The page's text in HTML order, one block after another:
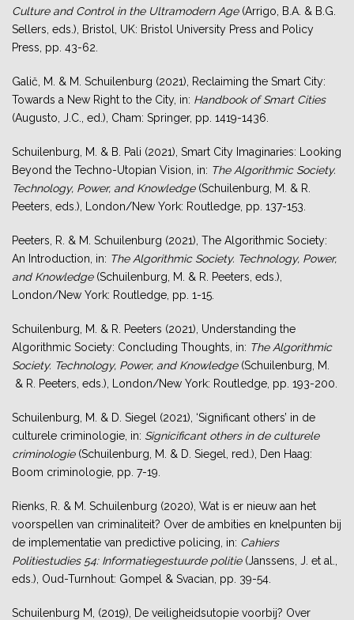
Culture and Control in the Ultramodern Age(Arrigo, B.A. & B.G.
Sellers, eds.), Bristol, UK: Bristol University Press and Policy
Press, pp. 43-62.
Galič, M. & M. Schuilenburg (2021), Reclaiming the Smart City:
Towards a New Right to the City, in: Handbook of Smart Cities
(Augusto, J.C., ed.), Cham: Springer, pp. 1419-1436.
Schuilenburg, M. & B. Pali (2021), Smart City Imaginaries: Looking
Beyond the Techno-Utopian Vision, in: The Algorithmic Society.
Technology, Power, and Knowledge(Schuilenburg, M. & R.
Peeters, eds.), London/New York: Routledge, pp. 137-153.
Peeters, R. & M. Schuilenburg (2021), The Algorithmic Society:
An Introduction, in: The Algorithmic Society. Technology, Power,
and Knowledge(Schuilenburg, M. & R. Peeters, eds.),
London/New York: Routledge, pp. 1-15.
Schuilenburg, M. & R. Peeters (2021), Understanding the
Algorithmic Society: Concluding Thoughts, in: The Algorithmic
Society. Technology, Power, and Knowledge(Schuilenburg, M.
& R. Peeters, eds.), London/New York: Routledge, pp. 193-200.
Schuilenburg, M. & D. Siegel (2021), ‘Significant others’ in de
culturele criminologie , in: Signicificant others in de culturele
criminologie(Schuilenburg, M. & D. Siegel, red.), Den Haag:
Boom criminologie pp. 7-19
Rienks, R. & M. Schuilenburg (2020), Wat is er nieuw aan het
voorspellen van criminaliteit? Over de ambities en knelpunten bij
de implementatie van predictive policing, in: Cahiers
Politiestudies 54: Informatiegestuurde politie(Janssens, J. et al.,
eds.), Oud-Turnhout: Gompel & Svacian, pp. 39-54.
Schuilenburg M, (2019), De veiligheidsutopie voorbij? Over